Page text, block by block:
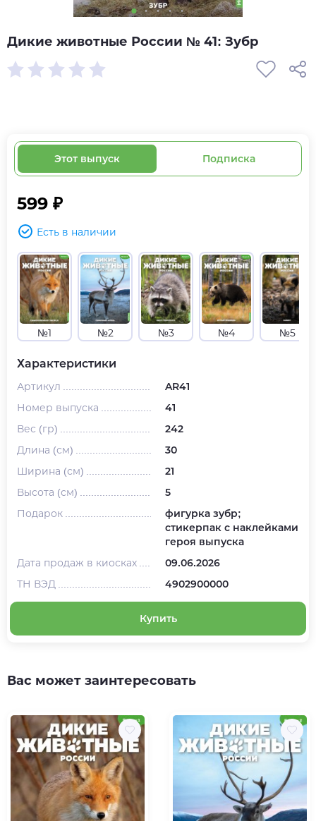
Дикие животные России № 41: Зубр
Этот выпуск Подписка
599 ₽
Есть в наличии
№1 №2 №3 №4 №5
Характеристики
Артикул
AR41
Номер выпуска
41
Вес (гр)
242
Длина (см)
30
Ширина (см)
21
Высота (см)
5
Подарок
фигурка зубр;
стикерпак с наклейками
героя выпуска
Дата продаж в киосках
09.06.2026
ТН ВЭД
4902900000
Купить
Вас может заинтересовать